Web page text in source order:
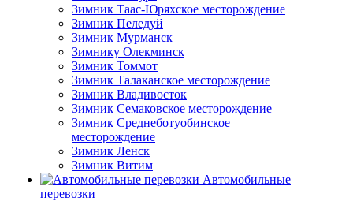
Зимник Таас-Юряхское месторождение
Зимник Пеледуй
Зимник Мурманск
Зимнику Олекминск
Зимник Томмот
Зимник Талаканское месторождение
Зимник Владивосток
Зимник Семаковское месторождение
Зимник Среднеботуобинское
месторождение
Зимник Ленск
Зимник Витим
Автомобильные
перевозки